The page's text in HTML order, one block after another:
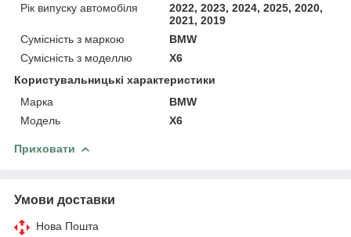
Рік випуску автомобіля
2022, 2023, 2024, 2025, 2020,
2021, 2019
Сумісність з маркою
BMW
Сумісність з моделлю
X6
Користувальницькі характеристики
Марка
BMW
Модель
X6
Приховати
Умови доставки
Нова Пошта